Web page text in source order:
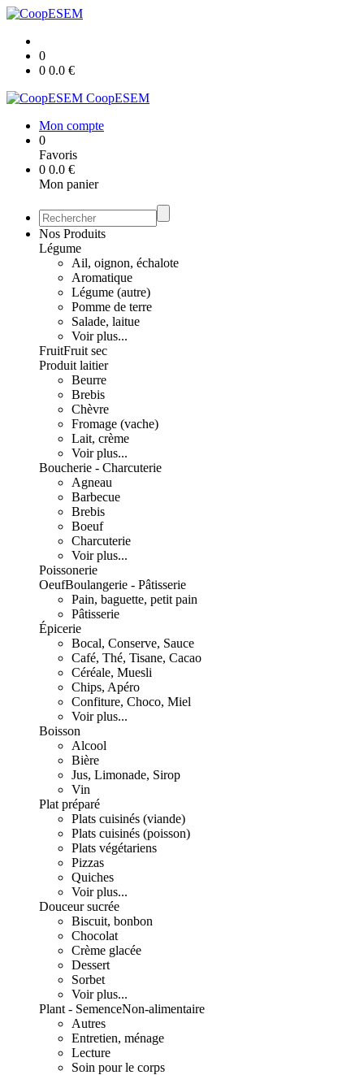
0
0 0.0 €
CoopESEM
Mon compte
0
Favoris
0 0.0 €
Mon panier
Nos Produits
Légume
Ail, oignon, échalote
Aromatique
Légume (autre)
Pomme de terre
Salade, laitue
Voir plus...
FruitFruit sec
Produit laitier
Beurre
Brebis
Chèvre
Fromage (vache)
Lait, crème
Voir plus...
Boucherie - Charcuterie
Agneau
Barbecue
Brebis
Boeuf
Charcuterie
Voir plus...
Poissonerie
OeufBoulangerie - Pâtisserie
Pain, baguette, petit pain
Pâtisserie
Épicerie
Bocal, Conserve, Sauce
Café, Thé, Tisane, Cacao
Céréale, Muesli
Chips, Apéro
Confiture, Choco, Miel
Voir plus...
Boisson
Alcool
Bière
Jus, Limonade, Sirop
Vin
Plat préparé
Plats cuisinés (viande)
Plats cuisinés (poisson)
Plats végétariens
Pizzas
Quiches
Voir plus...
Douceur sucrée
Biscuit, bonbon
Chocolat
Crème glacée
Dessert
Sorbet
Voir plus...
Plant - SemenceNon-alimentaire
Autres
Entretien, ménage
Lecture
Soin pour le corps